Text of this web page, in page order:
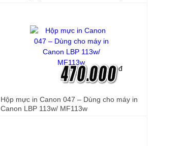
đ
Hộp mực in Canon 047 – Dùng cho máy in
Canon LBP 113w/ MF113w